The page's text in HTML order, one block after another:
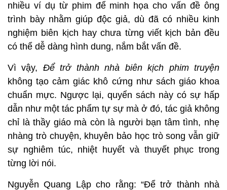
nhiều ví dụ từ phim để minh họa cho vấn đề ông
trình bày nhằm giúp độc giả, dù đã có nhiều kinh
nghiệm biên kịch hay chưa từng viết kịch bản đều
có thể dễ dàng hình dung, nắm bắt vấn đề.
Vì vậy, Để trở thành nhà biên kịch phim truyện
không tạo cảm giác khô cứng như sách giáo khoa
chuẩn mực. Ngược lại, quyển sách này có sự hấp
dẫn như một tác phẩm tự sự mà ở đó, tác giả không
chỉ là thầy giáo mà còn là người bạn tâm tình, nhẹ
nhàng trò chuyện, khuyên bảo học trò song vẫn giữ
sự nghiêm túc, nhiệt huyết và thuyết phục trong
từng lời nói.
Nguyễn Quang Lập cho rằng: “Để trở thành nhà